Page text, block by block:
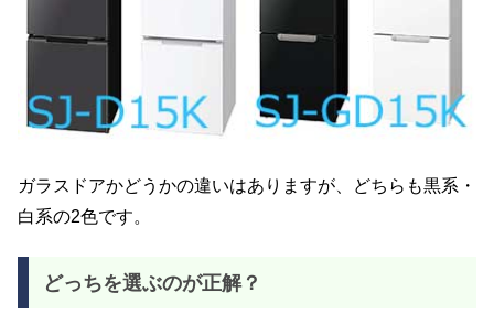
ガラスドアかどうかの違いはありますが、どちらも黒系・
白系の2色です。
どっちを選ぶのが正解？